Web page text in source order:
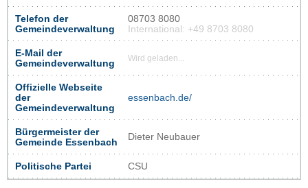
Telefon der
Gemeindeverwaltung
08703 8080
International: +49 8703 8080
E-Mail der
Gemeindeverwaltung
Wird geladen...
Offizielle Webseite
der
Gemeindeverwaltung
essenbach.de/
Bürgermeister der
Gemeinde Essenbach
Dieter Neubauer
Politische Partei CSU